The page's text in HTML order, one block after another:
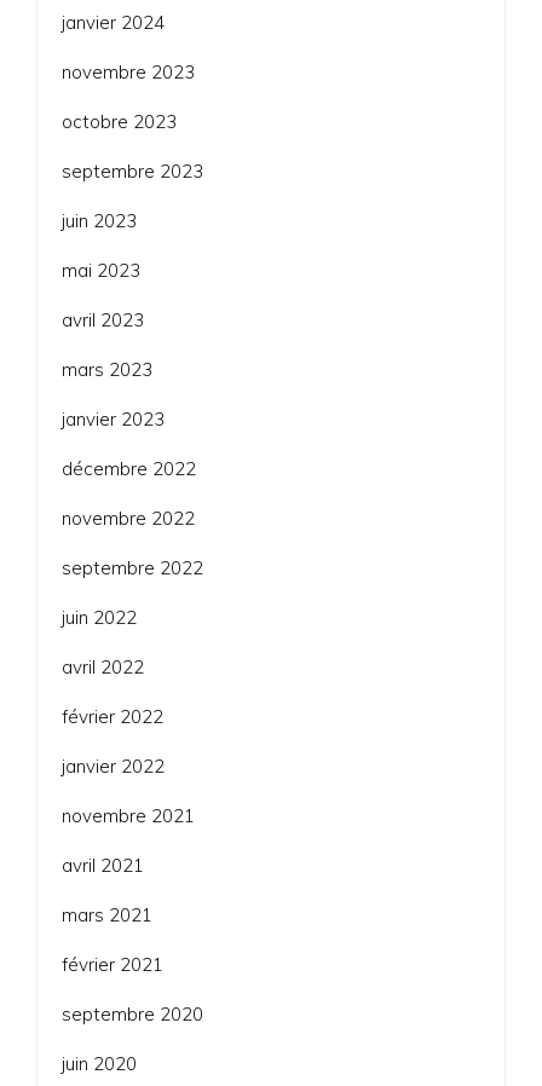
janvier 2024
novembre 2023
octobre 2023
septembre 2023
juin 2023
mai 2023
avril 2023
mars 2023
janvier 2023
décembre 2022
novembre 2022
septembre 2022
juin 2022
avril 2022
février 2022
janvier 2022
novembre 2021
avril 2021
mars 2021
février 2021
septembre 2020
juin 2020